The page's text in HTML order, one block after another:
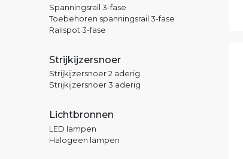
Spanningsrail 3-fase
Toebehoren spanningsrail 3-fase
Railspot 3-fase
Strijkijzersnoer
Strijkijzersnoer 2 aderig
Strijkijzersnoer 3 aderig
Lichtbronnen
LED lampen
Halogeen lampen